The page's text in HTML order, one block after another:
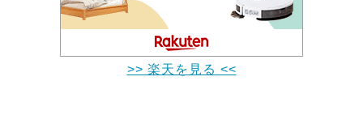
>> 楽天を見る <<